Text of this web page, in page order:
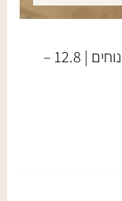
סדנת הורים וילדים להכנת נרות קינוחים | 12.8 –